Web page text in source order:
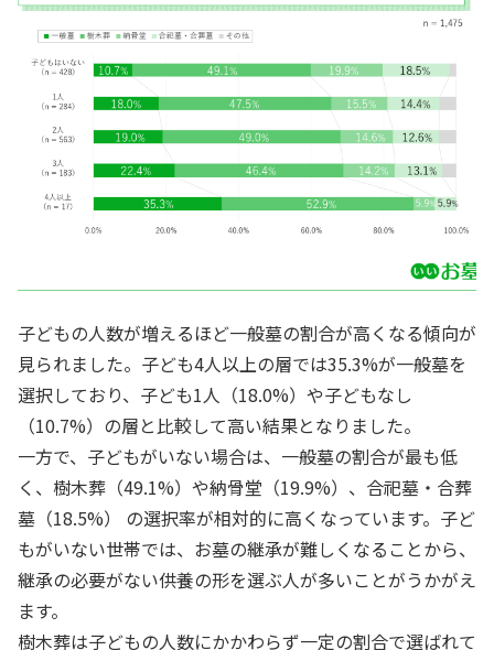
子どもの人数が増えるほど一般墓の割合が高くなる傾向が
見られました。子ども4人以上の層では35.3%が一般墓を
選択しており、子ども1人（18.0%）や子どもなし
（10.7%）の層と比較して高い結果となりました。
一方で、子どもがいない場合は、一般墓の割合が最も低
く、樹木葬（49.1%）や納骨堂（19.9%）、合祀墓・合葬
墓（18.5%） の選択率が相対的に高くなっています。子ど
もがいない世帯では、お墓の継承が難しくなることから、
継承の必要がない供養の形を選ぶ人が多いことがうかがえ
ます。
樹木葬は子どもの人数にかかわらず一定の割合で選ばれて